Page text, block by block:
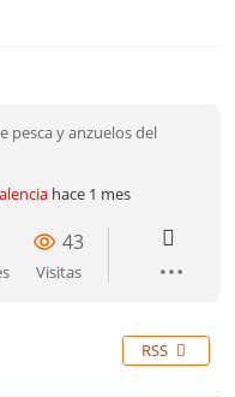
pesca y anzuelos del
hace 1 mes
43
Visitas
RSS